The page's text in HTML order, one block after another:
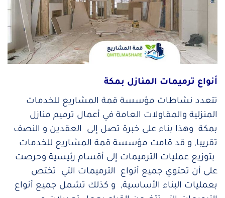
أنواع ترميمات المنازل بمكة
تتعدد نشاطات مؤسسة قمة المشاريع للخدمات
المنزلية والمقاولات العامة في أعمال ترميم منازل
بمكة وهذا بناء على خبرة تصل إلى العقدين و النصف
تقريبا, و قد قامت مؤسسة قمة المشاريع للخدمات
بتوزيع عمليات الترميمات إلى أقسام رئيسية وحرصت
على أن تحتوي جميع أنواع الترميمات التي تختص
بعمليات البناء الأساسية, و كذلك تشمل جميع أنواع